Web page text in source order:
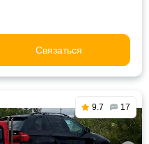
Связаться
9.7 17